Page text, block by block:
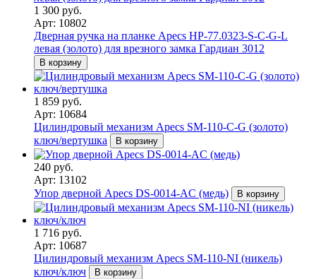
1 300 руб.
Арт: 10802
Дверная ручка на планке Apecs HP-77.0323-S-C-G-L
левая (золото) для врезного замка Гардиан 3012
В корзину
1 859 руб.
Арт: 10684
Цилиндровый механизм Apecs SM-110-C-G (золото)
ключ/вертушка
В корзину
240 руб.
Арт: 13102
Упор дверной Apecs DS-0014-AC (медь)
В корзину
1 716 руб.
Арт: 10687
Цилиндровый механизм Apecs SM-110-NI (никель)
ключ/ключ
В корзину